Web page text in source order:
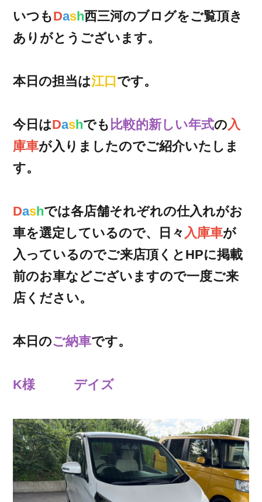
いつもDash西三河のブログをご覧頂き
ありがとうございます。
本日の担当は江口です。
今日はDashでも 比較的新しい年式の入
庫車が入りましたのでご紹介いたしま
す。
Dashでは各店舗それぞれの仕入れがお
車を選定しているので、日々 入庫車が
入っているのでご来店頂くとHPに掲載
前のお車などございますので一度ご来
店ください。
本日のご納車です。
K様 デイズ